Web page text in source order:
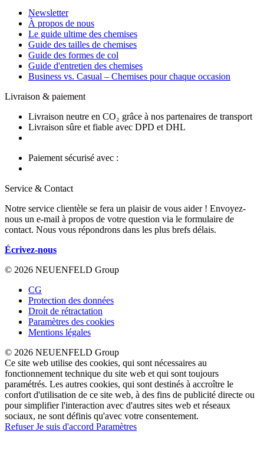
Newsletter
À propos de nous
Le guide ultime des chemises
Guide des tailles de chemises
Guide des formes de col
Guide d'entretien des chemises
Business vs. Casual – Chemises pour chaque occasion
Livraison & paiement
Livraison neutre en CO₂ grâce à nos partenaires de transport
Livraison sûre et fiable avec DPD et DHL
Paiement sécurisé avec :
Service & Contact
Notre service clientèle se fera un plaisir de vous aider ! Envoyez-
nous un e-mail à propos de votre question via le formulaire de
contact. Nous vous répondrons dans les plus brefs délais.
Écrivez-nous
© 2026 NEUENFELD Group
CG
Protection des données
Droit de rétractation
Paramètres des cookies
Mentions légales
© 2026 NEUENFELD Group
Ce site web utilise des cookies, qui sont nécessaires au
fonctionnement technique du site web et qui sont toujours
paramétrés. Les autres cookies, qui sont destinés à accroître le
confort d'utilisation de ce site web, à des fins de publicité directe ou
pour simplifier l'interaction avec d'autres sites web et réseaux
sociaux, ne sont définis qu'avec votre consentement.
RefuserJe suis d'accord Paramètres